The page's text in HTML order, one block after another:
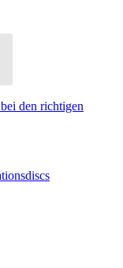
den richtigen